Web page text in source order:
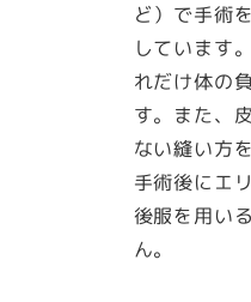
ど）で手術
しています
れだけ体の
す。また、
ない縫い方
手術後にエ
後服を用い
ん。